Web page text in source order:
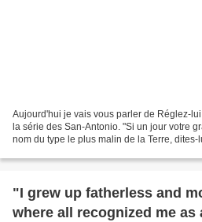
Aujourd'hui je vais vous parler de Réglez-
la série des San-Antonio. "Si un jour votre
nom du type le plus malin de la Terre,
"I grew up fatherless and
where all recognized me as